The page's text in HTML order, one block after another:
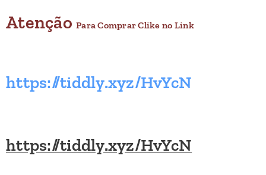
AtençãoPara Comprar Clike no Link
https://tiddly.xyz/HvYcN
https://tiddly.xyz/HvYcN